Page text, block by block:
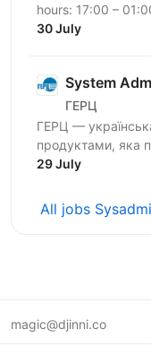
hours: 17:00 – 01:00 (Kyiv time)
representative of
30 July
System
ГЕРЦ
ГЕРЦ —
продуктами, яка
для
29 July
All jobs
magic@djinni.co